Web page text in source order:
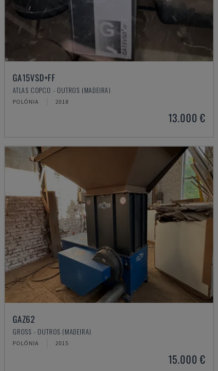
GA15VSD+FF
ATLAS COPCO - OUTROS (MADEIRA)
POLÓNIA 2018
13.000 €
GAZ62
GROSS - OUTROS (MADEIRA)
POLÓNIA 2015
15.000 €